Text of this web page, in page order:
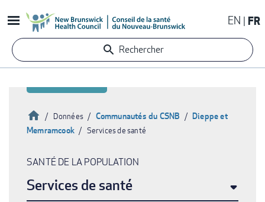
au
contenu
principal
EN FR
Rechercher
d'Ariane
Accueil
Données Communautés du CSNB
Dieppe et
Memramcook
Services de santé
SANTÉ DE LA POPULATION
Services de santé